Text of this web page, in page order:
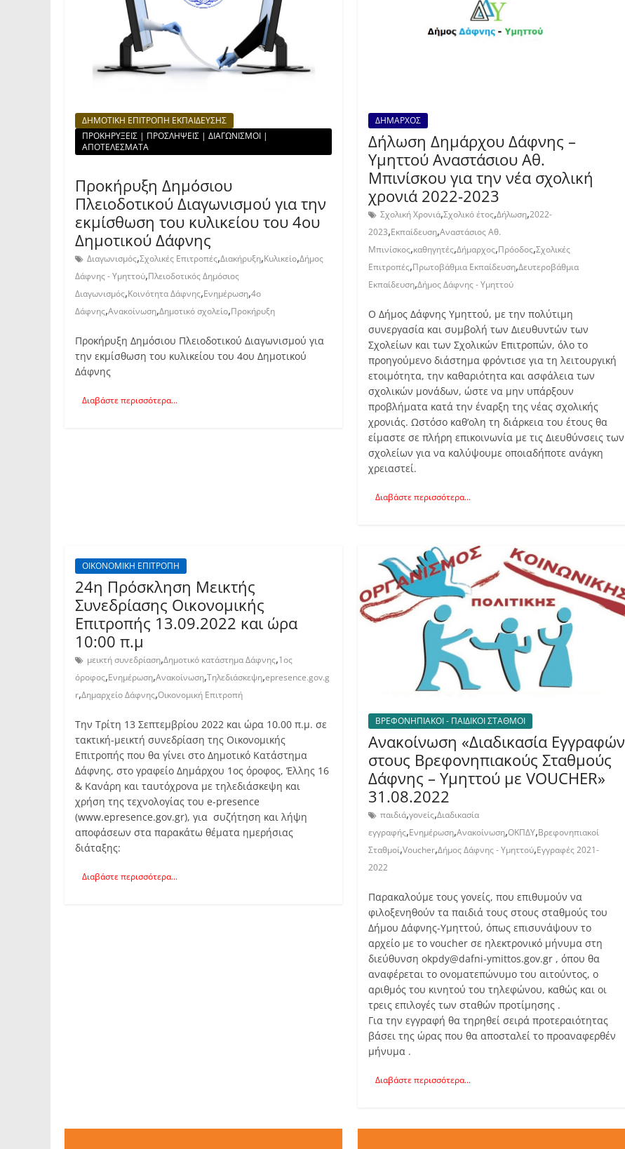
ΔΗΜΟΤΙΚΗ ΕΠΙΤΡΟΠΗ ΕΚΠΑΙΔΕΥΣΗΣ
ΠΡΟΚΗΡΥΞΕΙΣ | ΠΡΟΣΛΗΨΕΙΣ | ΔΙΑΓΩΝΙΣΜΟΙ |
ΑΠΟΤΕΛΕΣΜΑΤΑ
Προκήρυξη Δημόσιου
Πλειοδοτικού Διαγωνισμού για την
εκμίσθωση του κυλικείου του 4ου
Δημοτικού Δάφνης
Διαγωνισμός,Σχολικές Επιτροπές,Διακήρυξη,Κυλικείο,Δήμος
Δάφνης - Υμηττού,Πλειοδοτικός Δημόσιος
Διαγωνισμός,Κοινότητα Δάφνης,Ενημέρωση,4ο
Δάφνης,Ανακοίνωση,Δημοτικό σχολείο,Προκήρυξη
Προκήρυξη Δημόσιου Πλειοδοτικού Διαγωνισμού για
την εκμίσθωση του κυλικείου του 4ου Δημοτικού
Δάφνης
Διαβάστε περισσότερα...
ΔΗΜΑΡΧΟΣ
Δήλωση Δημάρχου Δάφνης –
Υμηττού Αναστάσιου Αθ.
Μπινίσκου για την νέα σχολική
χρονιά 2022-2023
Σχολική Χρονιά,Σχολικό έτος,Δήλωση,2022-
2023,Εκπαίδευση,Αναστάσιος Αθ.
Μπινίσκος,καθηγητές,Δήμαρχος,Πρόοδος,Σχολικές
Επιτροπές,Πρωτοβάθμια Εκπαίδευση,Δευτεροβάθμια
Εκπαίδευση,Δήμος Δάφνης - Υμηττού
Ο Δήμος Δάφνης Υμηττού, με την πολύτιμη
συνεργασία και συμβολή των Διευθυντών των
Σχολείων και των Σχολικών Επιτροπών, όλο το
προηγούμενο διάστημα φρόντισε για τη λειτουργική
ετοιμότητα, την καθαριότητα και ασφάλεια των
σχολικών μονάδων, ώστε να μην υπάρξουν
προβλήματα κατά την έναρξη της νέας σχολικής
χρονιάς. Ωστόσο καθ’ολη τη διάρκεια του έτους θα
είμαστε σε πλήρη επικοινωνία με τις Διευθύνσεις των
σχολείων για να καλύψουμε οποιαδήποτε ανάγκη
χρειαστεί.
Διαβάστε περισσότερα...
ΟΙΚΟΝΟΜΙΚΗ ΕΠΙΤΡΟΠΗ
24η Πρόσκληση Μεικτής
Συνεδρίασης Οικονομικής
Επιτροπής 13.09.2022 και ώρα
10:00 π.μ
μεικτή συνεδρίαση,Δημοτικό κατάστημα Δάφνης,1ος
όροφος,Ενημέρωση,Ανακοίνωση,Τηλεδιάσκεψη,epresence.gov.g
r,Δημαρχείο Δάφνης,Οικονομική Επιτροπή
Την Τρίτη 13 Σεπτεμβρίου 2022 και ώρα 10.00 π.μ. σε
τακτική-μεικτή συνεδρίαση της Οικονομικής
Επιτροπής που θα γίνει στο Δημοτικό Κατάστημα
Δάφνης, στο γραφείο Δημάρχου 1ος όροφος, Έλλης 16
& Κανάρη και ταυτόχρονα με τηλεδιάσκεψη και
χρήση της τεχνολογίας του e-presence
(www.epresence.gov.gr), για συζήτηση και λήψη
αποφάσεων στα παρακάτω θέματα ημερήσιας
διάταξης:
Διαβάστε περισσότερα...
ΒΡΕΦΟΝΗΠΙΑΚΟΙ - ΠΑΙΔΙΚΟΙ ΣΤΑΘΜΟΙ
Ανακοίνωση «Διαδικασία Εγγραφών
στους Βρεφονηπιακούς Σταθμούς
Δάφνης – Υμηττού με VOUCHER»
31.08.2022
παιδιά,γονείς,Διαδικασία
εγγραφής,Ενημέρωση,Ανακοίνωση,ΟΚΠΔΥ,Βρεφονηπιακοί
Σταθμοί,Voucher,Δήμος Δάφνης - Υμηττού,Εγγραφές 2021-
2022
Παρακαλούμε τους γονείς, που επιθυμούν να
φιλοξενηθούν τα παιδιά τους στους σταθμούς του
Δήμου Δάφνης-Υμηττού, όπως επισυνάψουν το
αρχείο με το voucher σε ηλεκτρονικό μήνυμα στη
διεύθυνση okpdy@dafni-ymittos.gov.gr , όπου θα
αναφέρεται το ονοματεπώνυμο του αιτούντος, ο
αριθμός του κινητού του τηλεφώνου, καθώς και οι
τρεις επιλογές των σταθών προτίμησης .
Για την εγγραφή θα τηρηθεί σειρά προτεραιότητας
βάσει της ώρας που θα αποσταλεί το προαναφερθέν
μήνυμα .
Διαβάστε περισσότερα...